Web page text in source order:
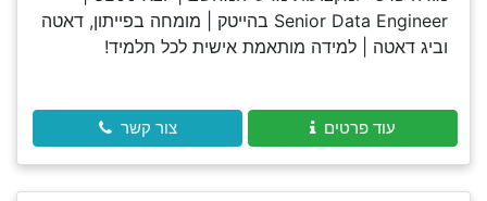
Senior Data Engineer בהייטק | מומחה בפייתון, דאטה
וביג דאטה | למידה מותאמת אישית לכל תלמיד!
עוד פרטים צור קשר